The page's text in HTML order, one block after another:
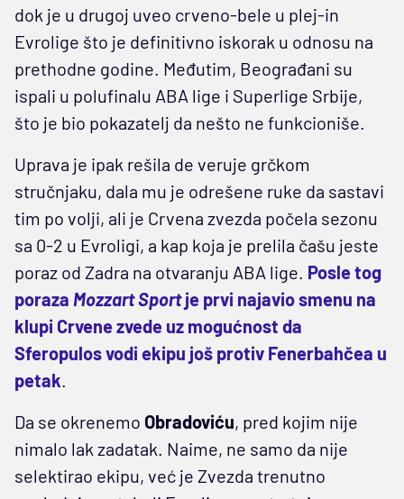
dok je u drugoj uveo crveno-bele u plej-in
Evrolige što je definitivno iskorak u odnosu na
prethodne godine. Međutim, Beograđani su
ispali u polufinalu ABA lige i Superlige Srbije,
što je bio pokazatelj da nešto ne funkcioniše.
Uprava je ipak rešila de veruje grčkom
stručnjaku, dala mu je odrešene ruke da sastavi
tim po volji, ali je Crvena zvezda počela sezonu
sa 0-2 u Evroligi, a kap koja je prelila čašu jeste
poraz od Zadra na otvaranju ABA lige. Posle tog
poraza Mozzart Sportje prvi najavio smenu na
klupi Crvene zvede uz mogućnost da
Sferopulos vodi ekipu još protiv Fenerbahčea u
petak.
Da se okrenemo Obradoviću, pred kojim nije
nimalo lak zadatak. Naime, ne samo da nije
selektirao ekipu, već je Zvezda trenutno